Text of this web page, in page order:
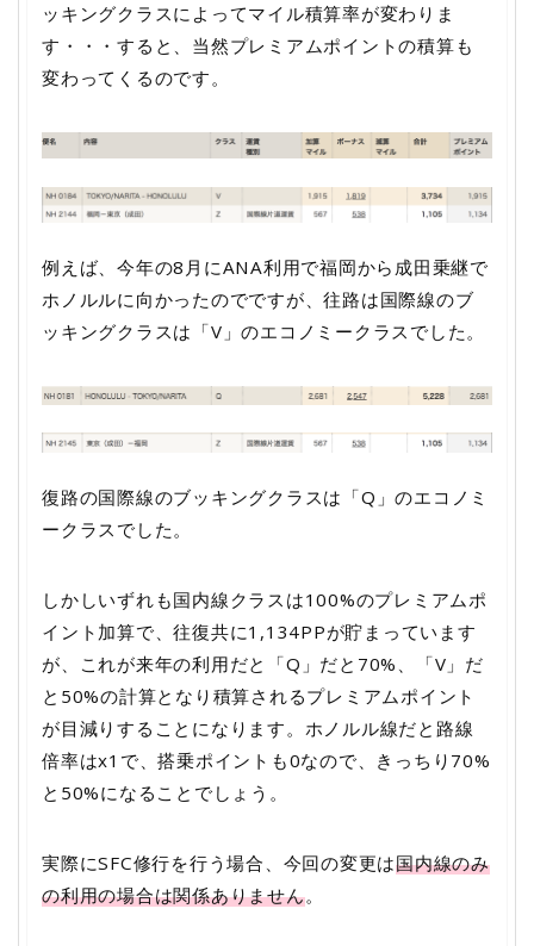
ッキングクラスによってマイル積算率が変わりま
す・・・すると、当然プレミアムポイントの積算も
変わってくるのです。
例えば、今年の8月にANA利用で福岡から成田乗継で
ホノルルに向かったのでですが、往路は国際線のブ
ッキングクラスは「V」のエコノミークラスでした。
復路の国際線のブッキングクラスは「Q」のエコノミ
ークラスでした。
しかしいずれも国内線クラスは100%のプレミアムポ
イント加算で、往復共に1,134PPが貯まっています
が、これが来年の利用だと「Q」だと70%、「V」だ
と50%の計算となり積算されるプレミアムポイント
が目減りすることになります。ホノルル線だと路線
倍率はx1で、搭乗ポイントも0なので、きっちり70%
と50%になることでしょう。
実際にSFC修行を行う場合、今回の変更は国内線のみ
の利用の場合は関係ありません。